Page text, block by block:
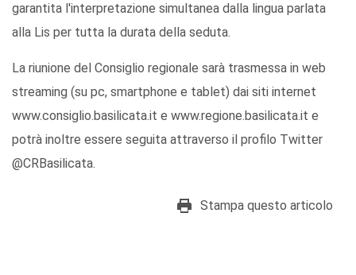
garantita l'interpretazione simultanea dalla lingua parlata
alla Lis per tutta la durata della seduta.
La riunione del Consiglio regionale sarà trasmessa in web
streaming (su pc, smartphone e tablet) dai siti internet
www.consiglio.basilicata.it e www.regione.basilicata.it e
potrà inoltre essere seguita attraverso il profilo Twitter
@CRBasilicata.
Stampa questo articolo